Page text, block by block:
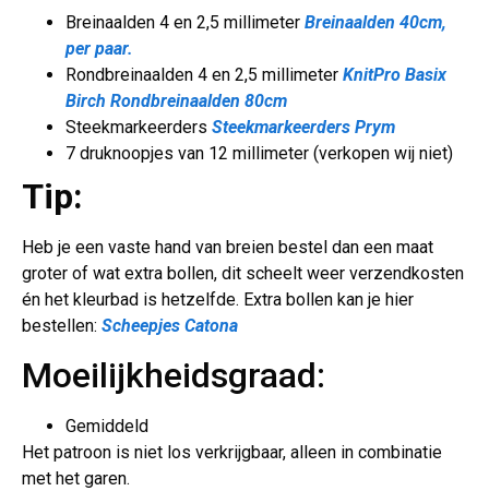
Breinaalden 4 en 2,5 millimeter Breinaalden 40cm,
per paar.
Rondbreinaalden 4 en 2,5 millimeter KnitPro Basix
Birch Rondbreinaalden 80cm
Steekmarkeerders Steekmarkeerders Prym
7 druknoopjes van 12 millimeter (verkopen wij niet)
Tip:
Heb je een vaste hand van breien bestel dan een maat
groter of wat extra bollen, dit scheelt weer verzendkosten
én het kleurbad is hetzelfde. Extra bollen kan je hier
bestellen: Scheepjes Catona
Moeilijkheidsgraad:
Gemiddeld
Het patroon is niet los verkrijgbaar, alleen in combinatie
met het garen.